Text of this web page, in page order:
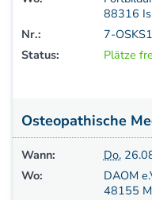
Viszerale
Still/FPR
spez.
Postgraduate-
Gesamtrefresher
Osteopathie-
Kursreihe
88316
Nr.:
7-
Status:
Plätze
Osteopathische
Wann: Do.
Wo:
DAOM
48155